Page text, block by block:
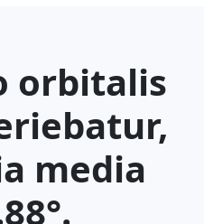
orbitalis
media